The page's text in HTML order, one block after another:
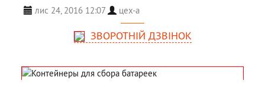
лис 24, 2016 12:07 цех-а
ЗВОРОТНІЙ ДЗВІНОК